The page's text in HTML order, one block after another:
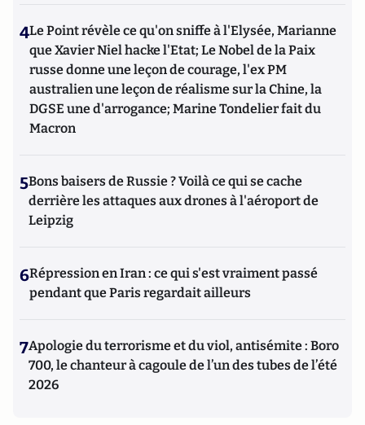
4Le Point révèle ce qu'on sniffe à l'Elysée, Marianne
que Xavier Niel hacke l'Etat; Le Nobel de la Paix
russe donne une leçon de courage, l'ex PM
australien une leçon de réalisme sur la Chine, la
DGSE une d'arrogance; Marine Tondelier fait du
Macron
5Bons baisers de Russie ? Voilà ce qui se cache
derrière les attaques aux drones à l'aéroport de
Leipzig
6Répression en Iran : ce qui s'est vraiment passé
pendant que Paris regardait ailleurs
7Apologie du terrorisme et du viol, antisémite : Boro
700, le chanteur à cagoule de l’un des tubes de l’été
2026